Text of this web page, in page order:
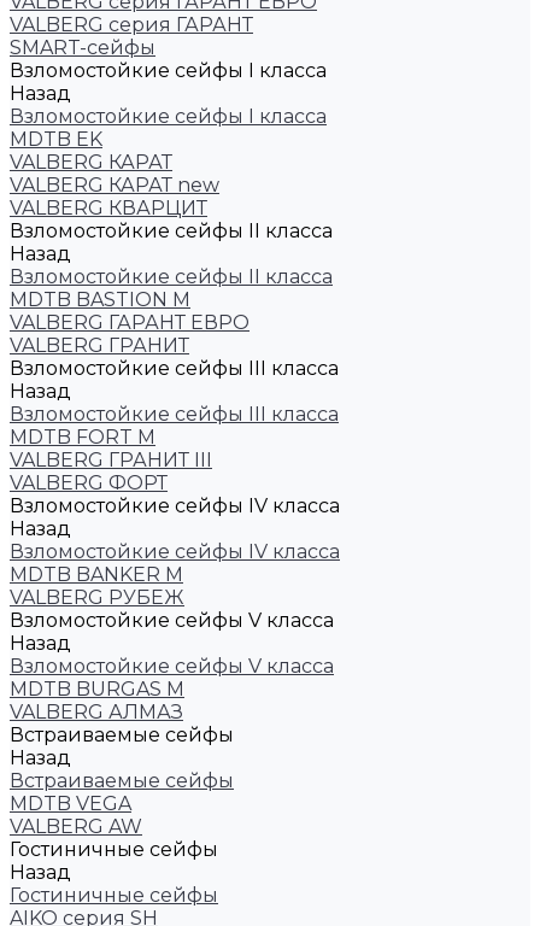
VALBERG серия ГАРАНТ
SMART-сейфы
Взломостойкие сейфы I класса
Назад
Взломостойкие сейфы I класса
MDTB EK
VALBERG КАРАТ
VALBERG КАРАТ new
VALBERG КВАРЦИТ
Взломостойкие сейфы II класса
Назад
Взломостойкие сейфы II класса
MDTB BASTION M
VALBERG ГАРАНТ ЕВРО
VALBERG ГРАНИТ
Взломостойкие сейфы III класса
Назад
Взломостойкие сейфы III класса
MDTB FORT M
VALBERG ГРАНИТ III
VALBERG ФОРТ
Взломостойкие сейфы IV класса
Назад
Взломостойкие сейфы IV класса
MDTB BANKER M
VALBERG РУБЕЖ
Взломостойкие сейфы V класса
Назад
Взломостойкие сейфы V класса
MDTB BURGAS M
VALBERG АЛМАЗ
Встраиваемые сейфы
Назад
Встраиваемые сейфы
MDTB VEGA
VALBERG AW
Гостиничные сейфы
Назад
Гостиничные сейфы
AIKO серия SH